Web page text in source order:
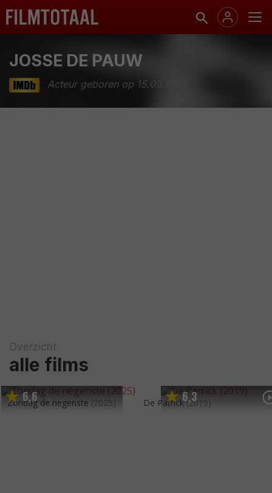
JOSSE DE PAUW
Acteur geboren op 15.03.1952
Overzicht
alle films
6,6
Zondag de negenste (2025) 6,3
De Patrick (2019)